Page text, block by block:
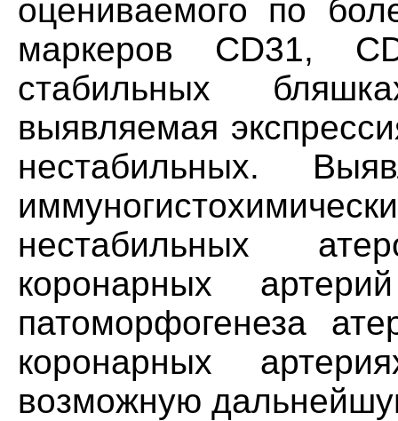
оцениваемого по
маркеров CD31,
стабильных
выявляемая
нестабильных.
нестабильных
коронарных
патоморфогенеза
коронарных
возможную